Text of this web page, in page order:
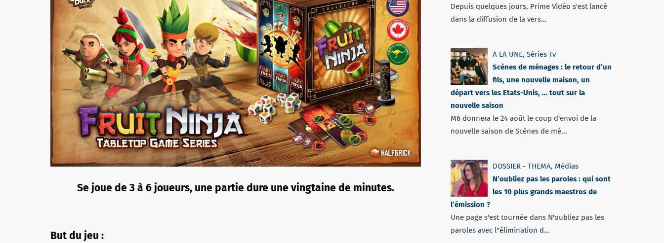
Se joue de 3 à 6 joueurs, une partie dure une vingtaine de minutes.
But du jeu :
Depuis quelques jours, Prime Vidéo s'est lancé
dans la diffusion de la vers...
A LA UNE, Séries Tv
Scènes de ménages : le retour d’un
fils, une nouvelle maison, un
départ vers les Etats-Unis, … tout sur la
nouvelle saison
M6 donnera le 24 août le coup d'envoi de la
nouvelle saison de Scènes de mé...
DOSSIER - THEMA, Médias
N’oubliez pas les paroles : qui sont
les 10 plus grands maestros de
l’émission ?
Une page s'est tournée dans N'oubliez pas les
paroles avec l''élimination d...